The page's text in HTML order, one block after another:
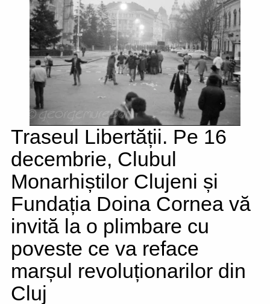
Traseul Libertății. Pe 16
decembrie, Clubul
Monarhiștilor Clujeni și
Fundația Doina Cornea vă
invită la o plimbare cu
poveste ce va reface
marșul revoluționarilor din
Cluj